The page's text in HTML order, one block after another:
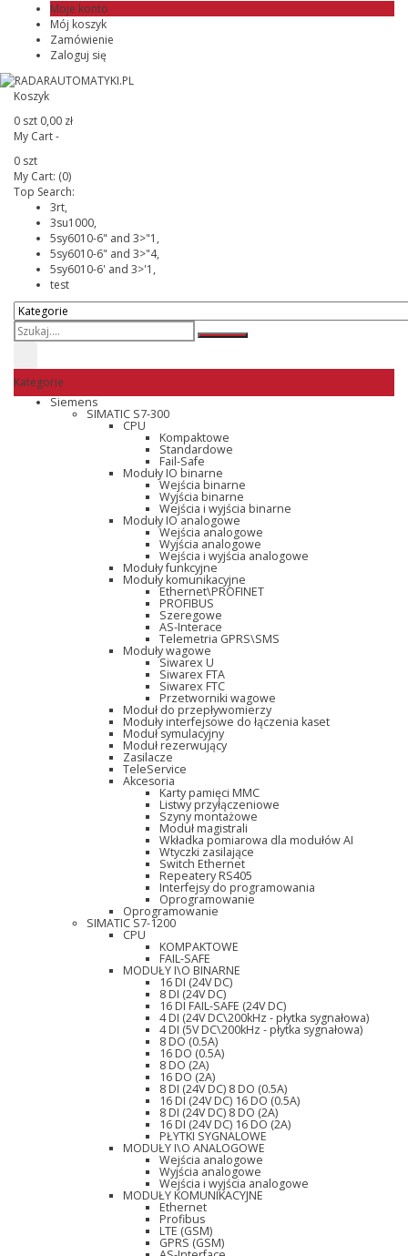
Moje konto
Mój koszyk
Zamówienie
Zaloguj się
Koszyk
0 szt 0,00 zł
My Cart -
0 szt
My Cart: (0)
Top Search:
3rt,
3su1000,
5sy6010-6" and 3>"1,
5sy6010-6" and 3>"4,
5sy6010-6' and 3>'1,
test
Kategorie
Siemens
SIMATIC S7-300
CPU
Kompaktowe
Standardowe
Fail-Safe
Moduły IO binarne
Wejścia binarne
Wyjścia binarne
Wejścia i wyjścia binarne
Moduły IO analogowe
Wejścia analogowe
Wyjścia analogowe
Wejścia i wyjścia analogowe
Moduły funkcyjne
Moduły komunikacyjne
Ethernet\PROFINET
PROFIBUS
Szeregowe
AS-Interace
Telemetria GPRS\SMS
Moduły wagowe
Siwarex U
Siwarex FTA
Siwarex FTC
Przetworniki wagowe
Moduł do przepływomierzy
Moduły interfejsowe do łączenia kaset
Moduł symulacyjny
Moduł rezerwujący
Zasilacze
TeleService
Akcesoria
Karty pamięci MMC
Listwy przyłączeniowe
Szyny montażowe
Moduł magistrali
Wkładka pomiarowa dla modułów AI
Wtyczki zasilające
Switch Ethernet
Repeatery RS405
Interfejsy do programowania
Oprogramowanie
Oprogramowanie
SIMATIC S7-1200
CPU
KOMPAKTOWE
FAIL-SAFE
MODUŁY I\O BINARNE
16 DI (24V DC)
8 DI (24V DC)
16 DI FAIL-SAFE (24V DC)
4 DI (24V DC\200kHz - płytka sygnałowa)
4 DI (5V DC\200kHz - płytka sygnałowa)
8 DO (0.5A)
16 DO (0.5A)
8 DO (2A)
16 DO (2A)
8 DI (24V DC) 8 DO (0.5A)
16 DI (24V DC) 16 DO (0.5A)
8 DI (24V DC) 8 DO (2A)
16 DI (24V DC) 16 DO (2A)
PŁYTKI SYGNALOWE
MODUŁY I\O ANALOGOWE
Wejścia analogowe
Wyjścia analogowe
Wejścia i wyjścia analogowe
MODUŁY KOMUNIKACYJNE
Ethernet
Profibus
LTE (GSM)
GPRS (GSM)